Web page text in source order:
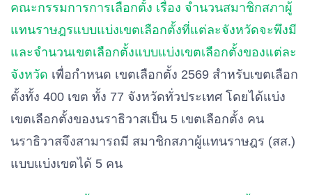
คณะกรรมการการเลือกตั้ง เรื่อง จํานวนสมาชิกสภาผู้
แทนราษฎรแบบแบ่งเขตเลือกตั้งที่แต่ละจังหวัดจะพึงมี
และจํานวนเขตเลือกตั้งแบบแบ่งเขตเลือกตั้งของแต่ละ
จังหวัด เพื่อกำหนด เขตเลือกตั้ง 2569 สำหรับเขตเลือก
ตั้งทั้ง 400 เขต ทั้ง 77 จังหวัดทั่วประเทศ โดยได้แบ่ง
เขตเลือกตั้งของนราธิวาสเป็น 5 เขตเลือกตั้ง คน
นราธิวาสจึงสามารถมี สมาชิกสภาผู้แทนราษฎร (สส.)
แบบแบ่งเขตได้ 5 คน